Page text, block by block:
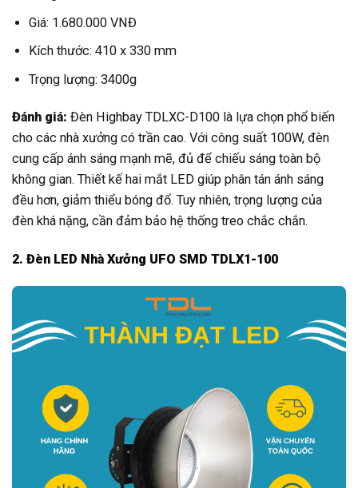
Giá: 1.680.000 VNĐ
Kích thước: 410 x 330 mm
Trọng lượng: 3400g
Đánh giá: Đèn Highbay TDLXC-D100 là lựa chọn phổ biến
cho các nhà xưởng có trần cao. Với công suất 100W, đèn
cung cấp ánh sáng mạnh mẽ, đủ để chiếu sáng toàn bộ
không gian. Thiết kế hai mắt LED giúp phân tán ánh sáng
đều hơn, giảm thiểu bóng đổ. Tuy nhiên, trọng lượng của
đèn khá nặng, cần đảm bảo hệ thống treo chắc chắn.
2. Đèn LED Nhà Xưởng UFO SMD TDLX1-100